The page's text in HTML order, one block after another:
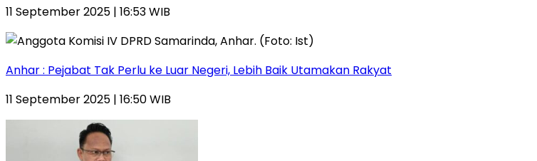
11 September 2025 | 16:53 WIB
Anhar : Pejabat Tak Perlu ke Luar Negeri, Lebih Baik Utamakan Rakyat
11 September 2025 | 16:50 WIB